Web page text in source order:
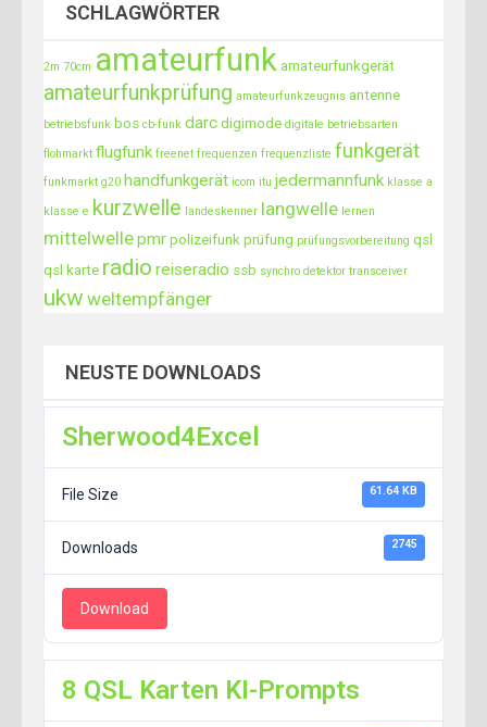
SCHLAGWÖRTER
2m 70cm amateurfunk amateurfunkgerät
amateurfunkprüfung amateurfunkzeugnis antenne
betriebsfunk bos cb-funk darc digimode digitale betriebsarten
flohmarkt flugfunk freenet frequenzen frequenzliste funkgerät
funkmarkt g20 handfunkgerät icom itu jedermannfunk klasse a
klasse e kurzwelle landeskenner langwelle lernen
mittelwellepmr polizeifunk prüfung prüfungsvorbereitung qsl
qsl karte radio reiseradio ssb synchro detektor transceiver
ukw weltempfänger
NEUSTE DOWNLOADS
Sherwood4Excel
File Size 61.64 KB
Downloads 2745
Download
8 QSL Karten KI-Prompts